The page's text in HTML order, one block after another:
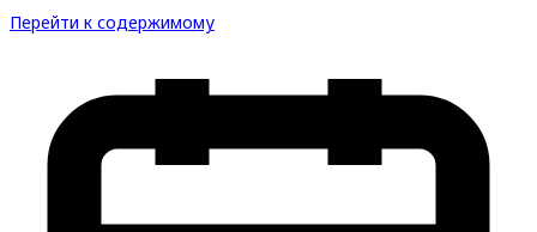
Перейти к содержимому